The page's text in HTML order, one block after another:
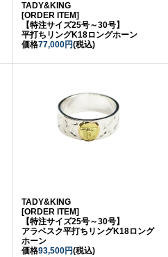
TADY&KING
[ORDER ITEM]
【特注サイズ25号～30号】
平打ちリングK18ロングホーン
価格77,000円(税込)
TADY&KING
[ORDER ITEM]
【特注サイズ25号～30号】
アラベスク平打ちリングK18ロング
ホーン
価格93,500円(税込)